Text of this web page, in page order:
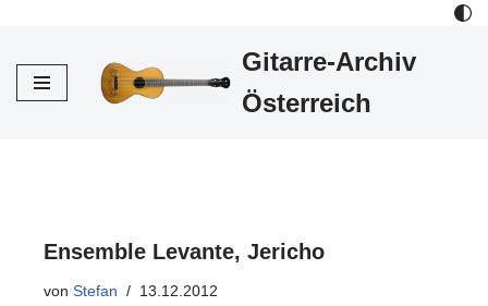
Inhalt
Gitarre-Archiv
Österreich
Ensemble Levante, Jericho
von Stefan 13.12.2012